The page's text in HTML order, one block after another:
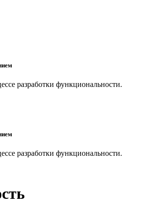
разработки функциональности.
разработки функциональности.